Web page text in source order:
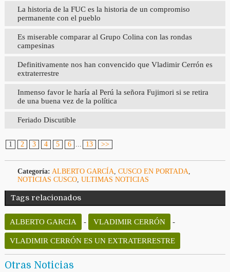
La historia de la FUC es la historia de un compromiso
permanente con el pueblo
Es miserable comparar al Grupo Colina con las rondas
campesinas
Definitivamente nos han convencido que Vladimir Cerrón es
extraterrestre
Inmenso favor le haría al Perú la señora Fujimori si se retira
de una buena vez de la política
Feriado Discutible
1 2 3 4 5 6 ... 13 >>
Categoría: ALBERTO GARCÍA, CUSCO EN PORTADA,
NOTICIAS CUSCO, ULTIMAS NOTICIAS
Tags relacionados
ALBERTO GARCIA - VLADIMIR CERRÓN -
VLADIMIR CERRÓN ES UN EXTRATERRESTRE
Otras Noticias